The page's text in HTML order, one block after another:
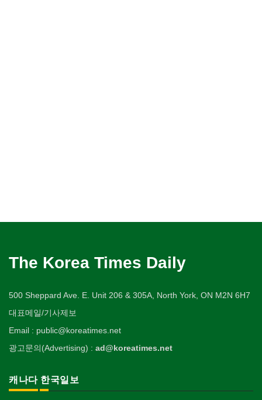
The Korea Times Daily
500 Sheppard Ave. E. Unit 206 & 305A, North York, ON M2N 6H7
대표메일/기사제보
Email : public@koreatimes.net
광고문의(Advertising) : ad@koreatimes.net
캐나다 한국일보